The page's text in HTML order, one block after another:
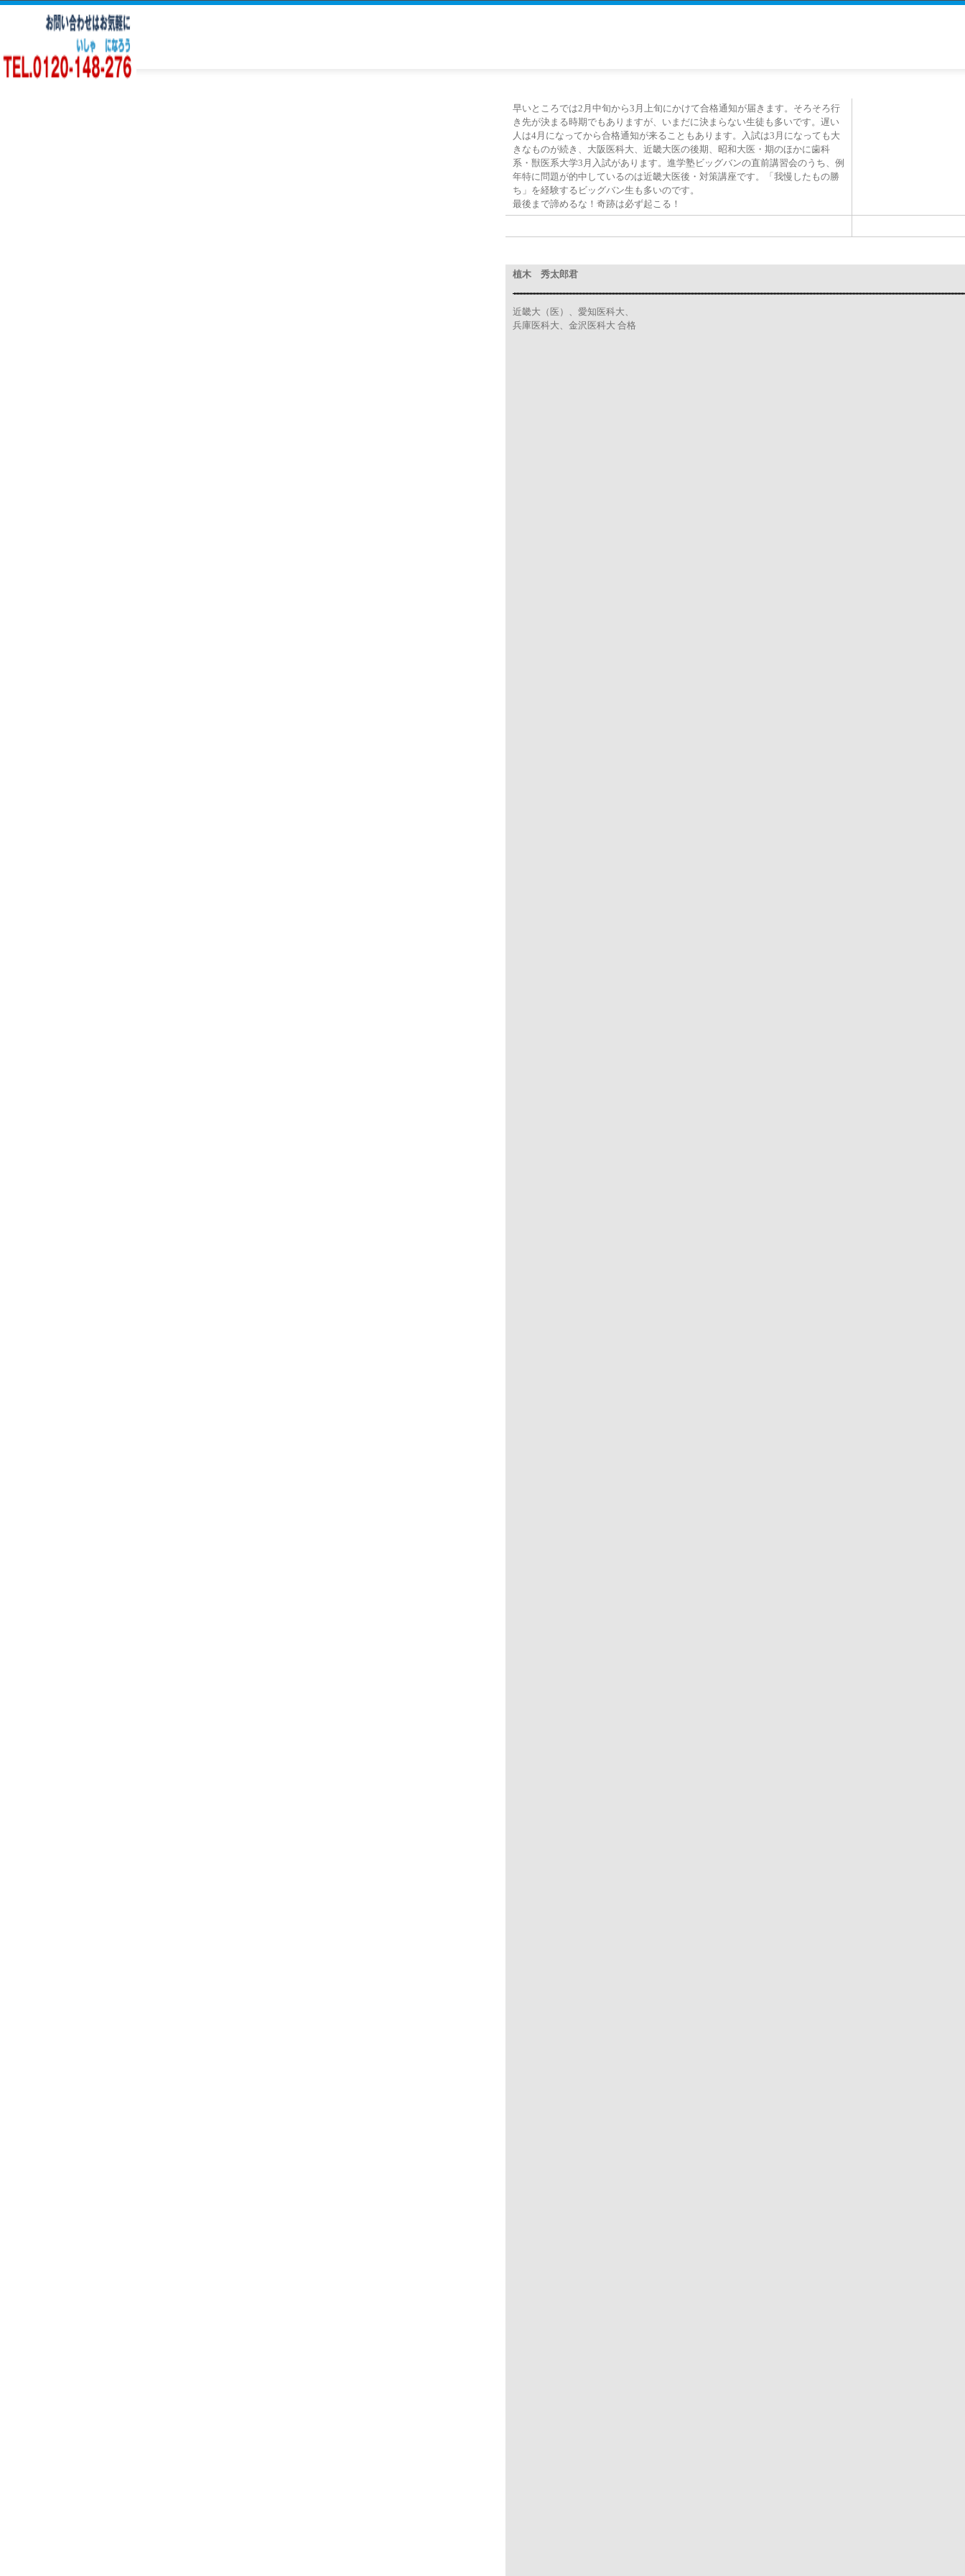
早いところでは2月中旬から3月上旬にかけて合格通知が届きます。そろそろ行
き先が決まる時期でもありますが、いまだに決まらない生徒も多いです。遅い
人は4月になってから合格通知が来ることもあります。入試は3月になっても大
きなものが続き、大阪医科大、近畿大医の後期、昭和大医・期のほかに歯科
系・獣医系大学3月入試があります。進学塾ビッグバンの直前講習会のうち、例
年特に問題が的中しているのは近畿大医後・対策講座です。「我慢したもの勝
ち」を経験するビッグバン生も多いのです。
最後まで諦めるな！奇跡は必ず起こる！
植木 秀太郎君
近畿大（医）、愛知医科大、
兵庫医科大、金沢医科大 合格